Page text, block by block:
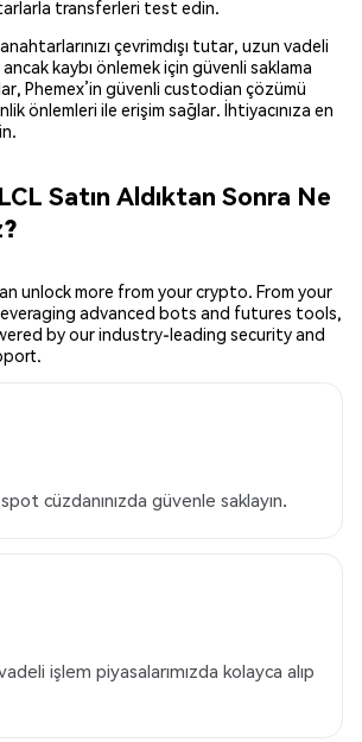
transferleri test edin.
çevrimdışı tutar, uzun vadeli
kaybı önlemek için güvenli saklama
Phemex’in güvenli custodian çözümü
önlemleri ile erişim sağlar. İhtiyacınıza en
Satın Aldıktan Sonra Ne
unlock more from your crypto. From your
advanced bots and futures tools,
by our industry-leading security and
cüzdanınızda güvenle saklayın.
işlem piyasalarımızda kolayca alıp